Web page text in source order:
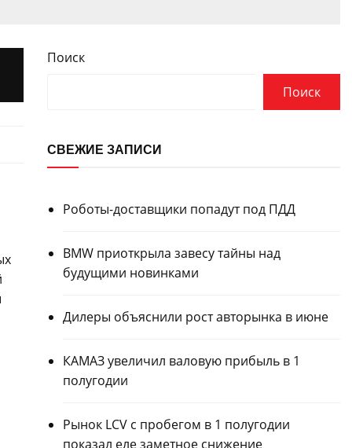
Поиск
Поиск
СВЕЖИЕ ЗАПИСИ
Роботы-доставщики попадут под ПДД
BMW приоткрыла завесу тайны над
будущими новинками
Дилеры объяснили рост авторынка в июне
КАМАЗ увеличил валовую прибыль в 1
полугодии
Рынок LCV с пробегом в 1 полугодии
показал еле заметное снижение